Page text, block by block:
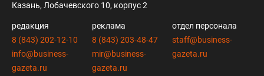
Казань, Лобачевского 10, корпус 2
редакция
8 (843) 202-12-10
info@business-
gazeta.ru
реклама
8 (843) 203-48-47
mir@business-
gazeta.ru
отдел персонала
staff@business-
gazeta.ru